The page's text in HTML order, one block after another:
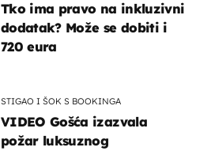
Tko ima pravo na inkluzivni
dodatak? Može se dobiti i
720 eura
STIGAO I ŠOK S BOOKINGA
VIDEO Gošća izazvala
požar luksuznog